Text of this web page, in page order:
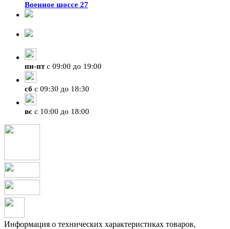
Военное шоссе 27
пн-птс 09:00 до 19:00
сб с 09:30 до 18:30
вс с 10:00 до 18:00
Информация о технических характеристиках товаров,